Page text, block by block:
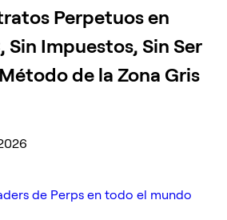
Perpetuos en
Sin Impuestos, Sin Ser
de la Zona Gris
de Perps en todo el mundo